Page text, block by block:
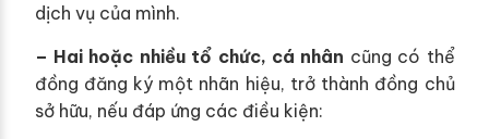
dịch vụ của mình.
– Hai hoặc nhiều tổ chức, cá nhân cũng có thể
đồng đăng ký một nhãn hiệu, trở thành đồng chủ
sở hữu, nếu đáp ứng các điều kiện: